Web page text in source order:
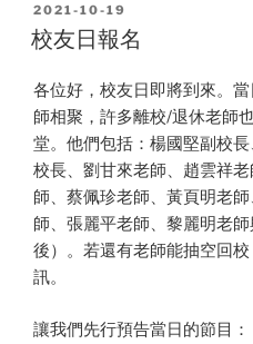
POSTED
ON
2021-10-19
校友日報名
各位好，校友日即將到來。
師相聚，許多離校/退休老師
堂。他們包括：楊國堅副校
校長、劉甘來老師、趙雲祥
師、蔡佩珍老師、黃頁明老
師、張麗平老師、黎麗明老
後）。若還有老師能抽空回
訊。
讓我們先行預告當日的節目：